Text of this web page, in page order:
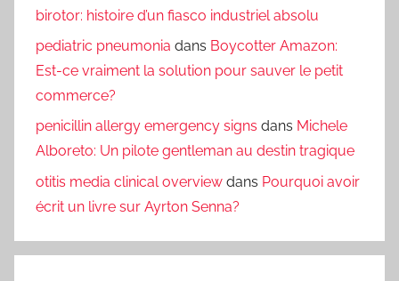
birotor: histoire d’un fiasco industriel absolu
pediatric pneumonia dans Boycotter Amazon:
Est-ce vraiment la solution pour sauver le petit
commerce?
penicillin allergy emergency signs dans Michele
Alboreto: Un pilote gentleman au destin tragique
otitis media clinical overview dans Pourquoi avoir
écrit un livre sur Ayrton Senna?